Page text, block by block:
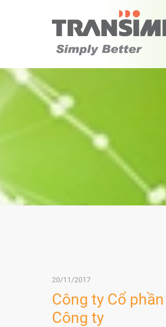
20/11/2017
Công ty Cổ
Công ty